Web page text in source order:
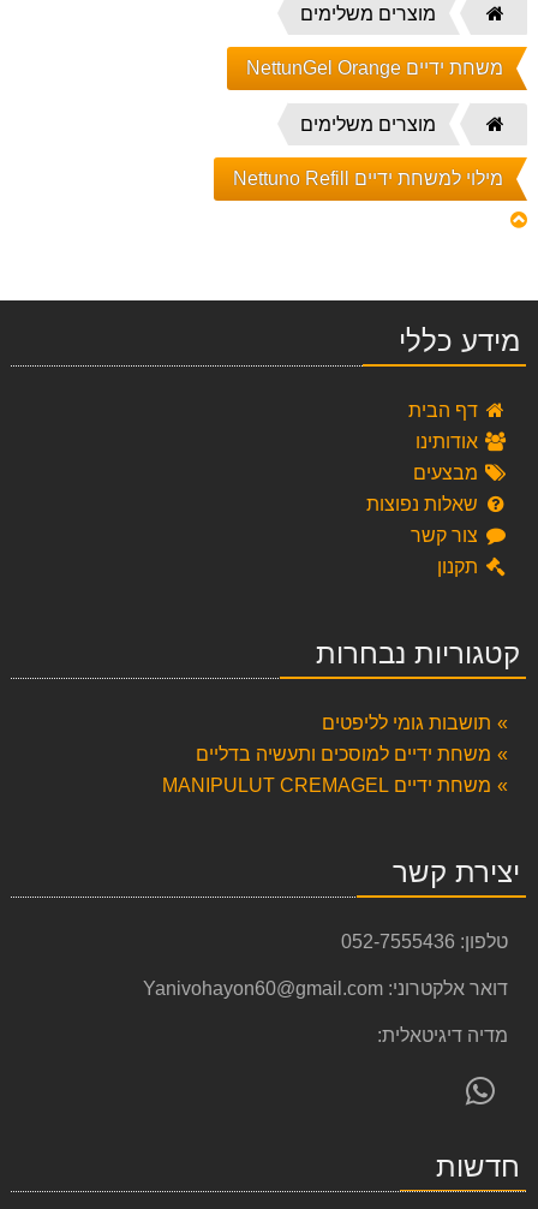
דף
הבית
מוצרים משלימים
משחת ידיים NettunGel Orange
דף
הבית
מוצרים משלימים
מילוי למשחת ידיים Nettuno Refill
מידע כללי
דף הבית
אודותינו
מבצעים
שאלות נפוצות
צור קשר
תקנון
קטגוריות נבחרות
תושבות גומי לליפטים
משחת ידיים למוסכים ותעשיה בדליים
משחת ידיים MANIPULUT CREMAGEL
יצירת קשר
טלפון: 052-7555436
דואר אלקטרוני: Yanivohayon60@gmail.com
מדיה דיגיטאלית:
WhatsAppחדשות